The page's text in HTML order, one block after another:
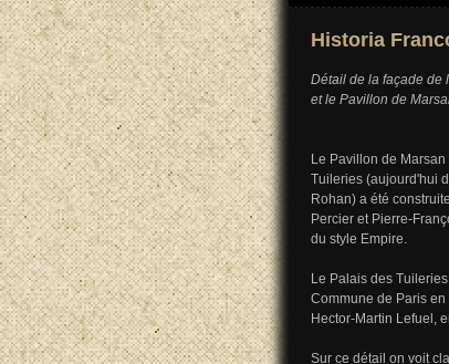
Historia
Détail de la façade de
et le Pavillon de
Le Pavillon de
Tuileries (aujourd'hui
Rohan) a été
Percier et Pierre-
du style Empire.
Le Palais des
Commune de Paris
Hector-Martin Lefuel,
Sur ce détail on voit